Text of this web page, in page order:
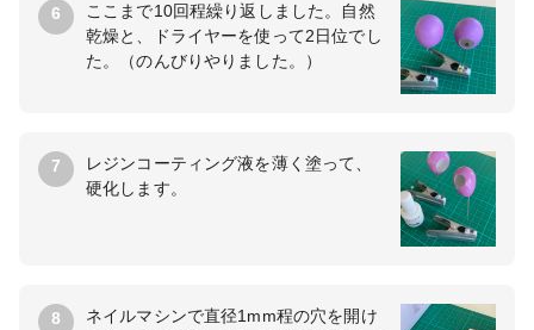
6
ここまで10回程繰り返しました。自然
乾燥と、ドライヤーを使って2日位でし
た。（のんびりやりました。）
7
レジンコーティング液を薄く塗って、
硬化します。
8
ネイルマシンで直径1mm程の穴を開け